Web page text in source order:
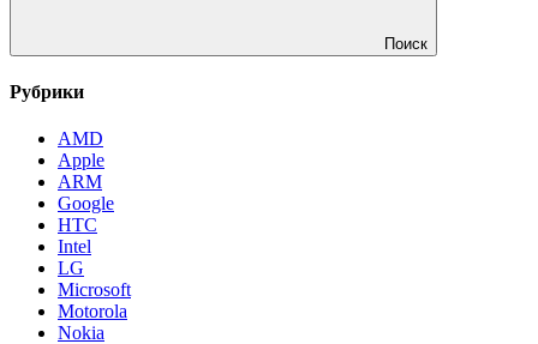
Поиск
Рубрики
AMD
Apple
ARM
Google
HTC
Intel
LG
Microsoft
Motorola
Nokia